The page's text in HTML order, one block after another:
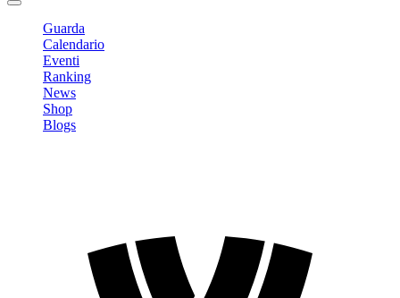
Guarda
Calendario
Eventi
Ranking
News
Shop
Blogs